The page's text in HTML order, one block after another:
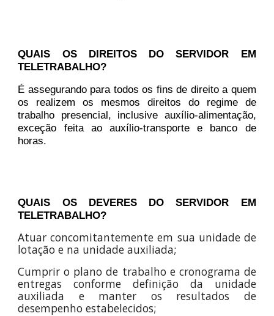
QUAIS OS DIREITOS DO SERVIDOR EM
TELETRABALHO?
É assegurando para todos os fins de direito a quem
os realizem os mesmos direitos do regime de
trabalho presencial, inclusive auxílio-alimentação,
exceção feita ao auxílio-transporte e banco de
horas.
QUAIS OS DEVERES DO SERVIDOR EM
TELETRABALHO?
Atuar concomitantemente em sua unidade de
lotação e na unidade auxiliada;
Cumprir o plano de trabalho e cronograma de
entregas conforme definição da unidade
auxiliada e manter os resultados de
desempenho estabelecidos;